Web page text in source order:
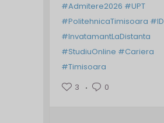
#Admitere2026 #UPT
#PolitehnicaTimisoara #ID
#InvatamantLaDistanta
#StudiuOnline #Cariera
#Timisoara
3
0